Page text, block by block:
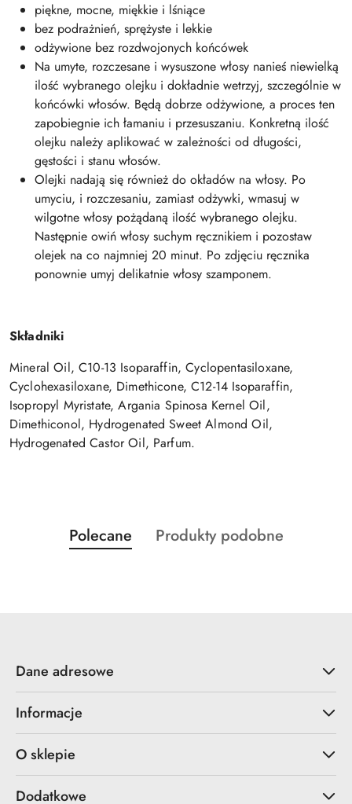
piękne, mocne, miękkie i lśniące
bez podrażnień, sprężyste i lekkie
odżywione bez rozdwojonych końcówek
Na umyte, rozczesane i wysuszone włosy nanieś niewielką
ilość wybranego olejku i dokładnie wetrzyj, szczególnie w
końcówki włosów. Będą dobrze odżywione, a proces ten
zapobiegnie ich łamaniu i przesuszaniu. Konkretną ilość
olejku należy aplikować w zależności od długości,
gęstości i stanu włosów.
Olejki nadają się również do okładów na włosy. Po
umyciu, i rozczesaniu, zamiast odżywki, wmasuj w
wilgotne włosy pożądaną ilość wybranego olejku.
Następnie owiń włosy suchym ręcznikiem i pozostaw
olejek na co najmniej 20 minut. Po zdjęciu ręcznika
ponownie umyj delikatnie włosy szamponem.
Składniki
Mineral Oil, C10-13 Isoparaffin, Cyclopentasiloxane,
Cyclohexasiloxane, Dimethicone, C12-14 Isoparaffin,
Isopropyl Myristate, Argania Spinosa Kernel Oil,
Dimethiconol, Hydrogenated Sweet Almond Oil,
Hydrogenated Castor Oil, Parfum.
Pomiń karuzelę produktów
Produkty
o
Polecane
Produkty
Produkty podobne
Dane adresowe
Informacje
O sklepie
Dodatkowe